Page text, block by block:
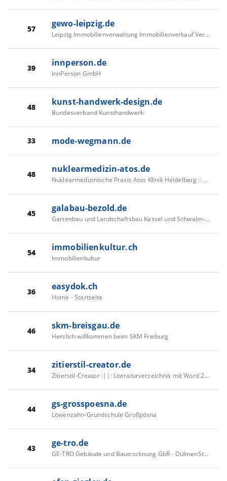
57 gewo-leipzig.de
Leipzig Immobilienverwaltung Immobilienverkauf Vermietung Baubetreuung
39 innperson.de
innPerson GmbH
48 kunst-handwerk-design.de
Bundesverband Kunsthandwerk
33 mode-wegmann.de
48 nuklearmedizin-atos.de
Nuklearmedizinische Praxis Atos Klinik Heidelberg :: Diagnostische Radiologie :: Radiologische Diagnostik
45 galabau-bezold.de
Gartenbau und Landschaftsbau Kassel und Schwalm-Eder Bezold - Der kreative Garten
54 immobilienkultur.ch
Immobilienkultur
36 easydok.ch
Home - Startseite
46 skm-breisgau.de
Herzlich willkommen beim SKM Freiburg
34 zitierstil-creator.de
Zitierstil-Creator :||: Literaturverzeichnis mit Word 2007
44 gs-grosspoesna.de
Löwenzahn-Grundschule Großpösna
43 ge-tro.de
GE-TRO Gebäude und Bautrocknung GbR - DülmenStartseite - Bautrocknung mit System